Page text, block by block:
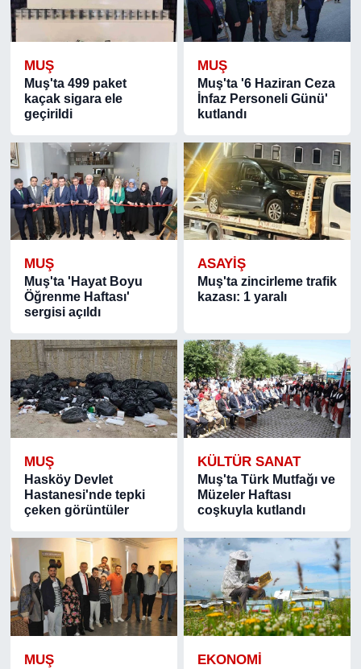
MUŞ
Muş'ta 499 paket
kaçak sigara ele
geçirildi
MUŞ
Muş'ta '6 Haziran Ceza
İnfaz Personeli Günü'
kutlandı
MUŞ
Muş'ta 'Hayat Boyu
Öğrenme Haftası'
sergisi açıldı
ASAYIŞ
Muş'ta zincirleme trafik
kazası: 1 yaralı
MUŞ
Hasköy Devlet
Hastanesi'nde tepki
çeken görüntüler
KÜLTÜR SANAT
Muş'ta Türk Mutfağı ve
Müzeler Haftası
coşkuyla kutlandı
MUŞ EKONOMİ